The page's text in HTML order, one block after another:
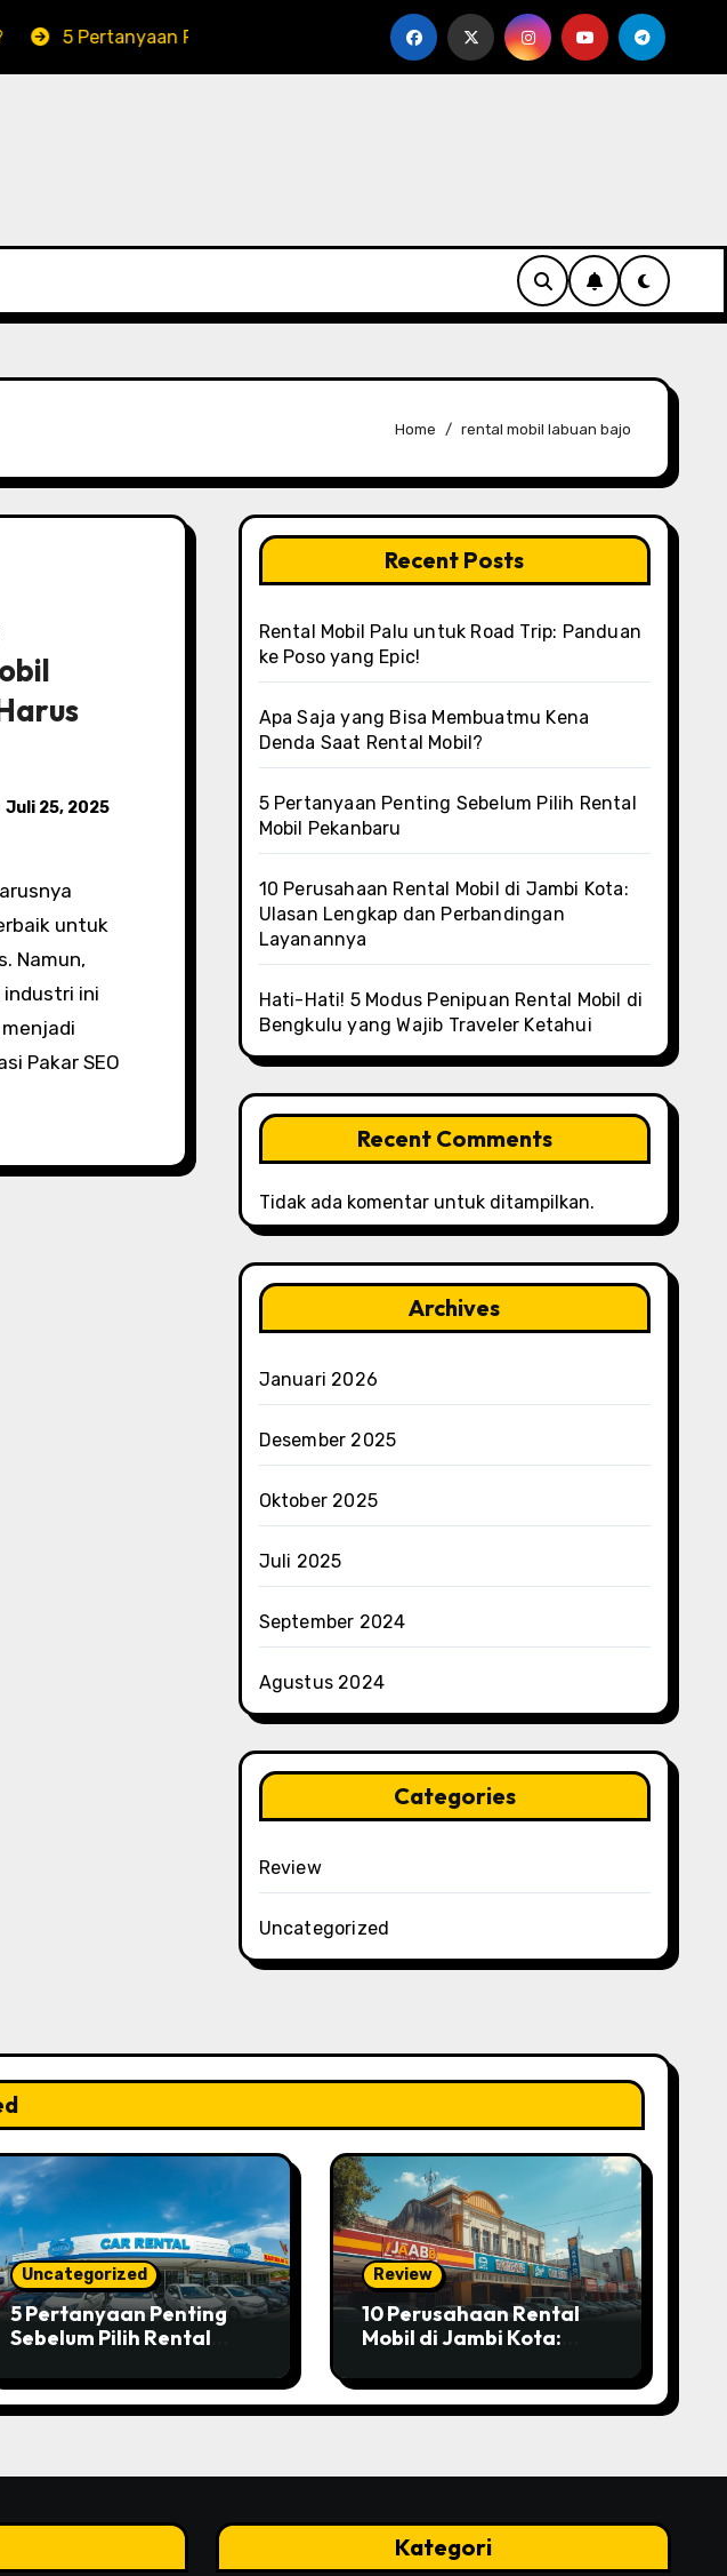
Penting Sebelum Pilih Rental Mobil Pekanbaru 10 Perusahaan
Home rental mobil labuan bajo
Juli 25, 2025
untuk
Namun,
industri ini
Pakar SEO
Recent Posts
Rental Mobil Palu untuk Road Trip: Panduan
ke Poso yang Epic!
Apa Saja yang Bisa Membuatmu Kena
Denda Saat Rental Mobil?
5 Pertanyaan Penting Sebelum Pilih Rental
Mobil Pekanbaru
10 Perusahaan Rental Mobil di Jambi Kota:
Ulasan Lengkap dan Perbandingan
Layanannya
Hati-Hati! 5 Modus Penipuan Rental Mobil di
Bengkulu yang Wajib Traveler Ketahui
Recent Comments
Tidak ada komentar untuk ditampilkan.
Archives
Januari 2026
Desember 2025
Oktober 2025
Juli 2025
September 2024
Agustus 2024
Categories
Review
Uncategorized
Uncategorized
5 Pertanyaan Penting
Sebelum Pilih Rental
Review
10 Perusahaan Rental
Mobil di Jambi Kota:
Perbandingan
Layanannya
Kategori